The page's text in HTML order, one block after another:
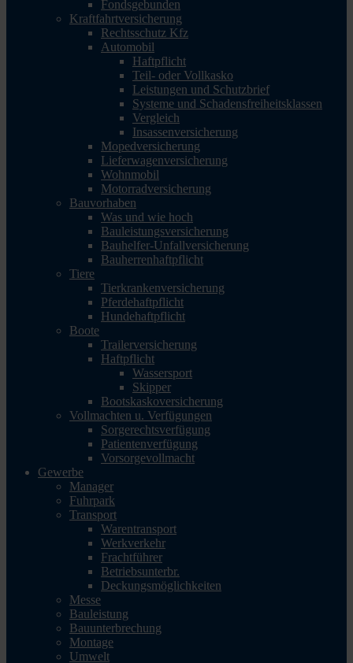
Fondsgebunden
Kraftfahrtversicherung
Rechtsschutz Kfz
Automobil
Haftpflicht
Teil- oder Vollkasko
Leistungen und Schutzbrief
Systeme und Schadensfreiheitsklassen
Vergleich
Insassenversicherung
Mopedversicherung
Lieferwagenversicherung
Wohnmobil
Motorradversicherung
Bauvorhaben
Was und wie hoch
Bauleistungsversicherung
Bauhelfer-Unfallversicherung
Bauherrenhaftpflicht
Tiere
Tierkrankenversicherung
Pferdehaftpflicht
Hundehaftpflicht
Boote
Trailerversicherung
Haftpflicht
Wassersport
Skipper
Bootskaskoversicherung
Vollmachten u. Verfügungen
Sorgerechtsverfügung
Patientenverfügung
Vorsorgevollmacht
Gewerbe
Manager
Fuhrpark
Transport
Warentransport
Werkverkehr
Frachtführer
Betriebsunterbr.
Deckungsmöglichkeiten
Messe
Bauleistung
Bauunterbrechung
Montage
Umwelt